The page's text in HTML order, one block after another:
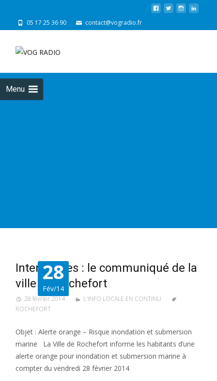
05 17 25 36 90 contact@vogradio.fr
Menu
28
Fév/14
Intempéries : le communiqué de la
ville de Rochefort
28 février 2014
L'INFO LOCALE EN CONTINU
ROCHEFORT
Objet : Alerte orange – Risque inondation et submersion
marine La Ville de Rochefort informe les habitants d’une
alerte orange pour inondation et submersion marine à
compter du vendredi 28 février 2014